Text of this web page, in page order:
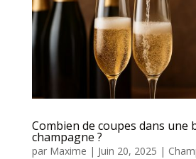
Combien de coupes dans une
champagne ?
par Maxime | Juin 20, 2025 |